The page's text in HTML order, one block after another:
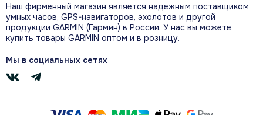
Наш фирменный магазин является надежным поставщиком
умных часов, GPS-навигаторов, эхолотов и другой
продукции GARMIN (Гармин) в России. У нас вы можете
купить товары GARMIN оптом и в розницу.
Мы в социальных сетях